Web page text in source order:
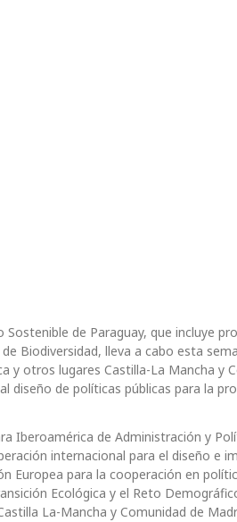
de Paraguay, que incluye
Biodiversidad, lleva a cabo esta
y otros lugares Castilla-La Mancha y
de políticas públicas para la
Iberoamérica de Administración y
internacional para el diseño e
Europea para la cooperación en
Ecológica y el Reto
La-Mancha y Comunidad de